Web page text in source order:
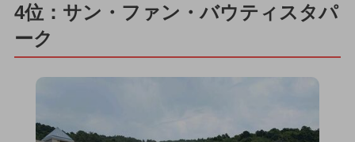
4位：サン・ファン・バウティスタパ
ーク